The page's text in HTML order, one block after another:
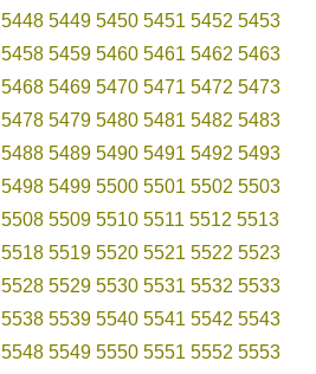
5448 5449 5450 5451 5452 5453
5458 5459 5460 5461 5462 5463
5468 5469 5470 5471 5472 5473
5478 5479 5480 5481 5482 5483
5488 5489 5490 5491 5492 5493
5498 5499 5500 5501 5502 5503
5508 5509 5510 5511 5512 5513
5518 5519 5520 5521 5522 5523
5528 5529 5530 5531 5532 5533
5538 5539 5540 5541 5542 5543
5548 5549 5550 5551 5552 5553